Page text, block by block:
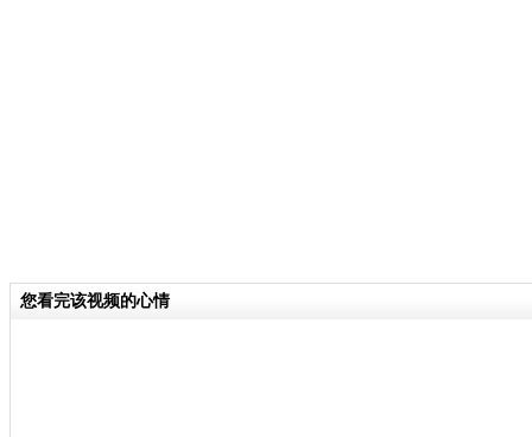
您看完该视频的心情